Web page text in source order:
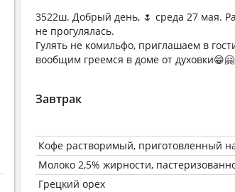
3522ш. Добрый день, 🌷 среда 27 мая.
не прогулялась.
Гулять не комильфо, приглашаем в
вообщим греемся в доме от
Завтрак
Кофе растворимый, приготовленный
Молоко 2,5% жирности,
Грецкий орех